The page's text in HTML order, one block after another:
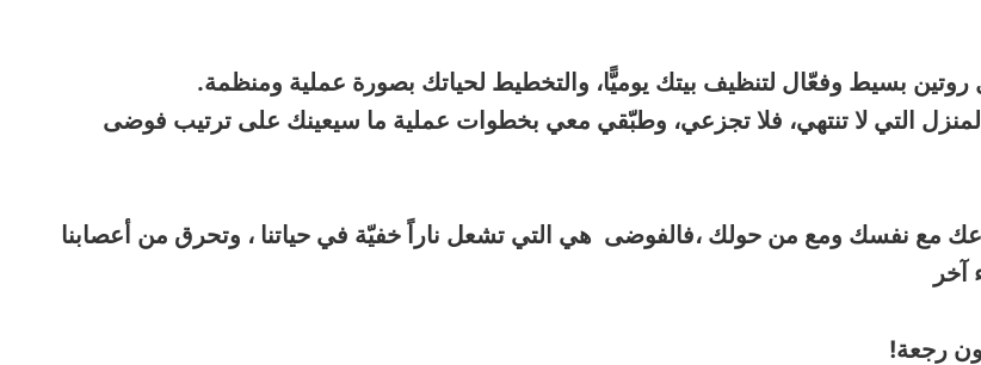
بسيط وفعّال لتنظيف بيتك يوميًّا، والتخطيط لحياتك بصورة عملية ومنظمة.
التي لا تنتهي، فلا تجزعي، وطبّقي معي بخطوات عملية ما سيعينك على ترتيب فوضى
مع نفسك ومع من حولك ،فالفوضى هي التي تشعل ناراً خفيّة في حياتنا ، وتحرق من أعصابنا
آخر
رجعة!